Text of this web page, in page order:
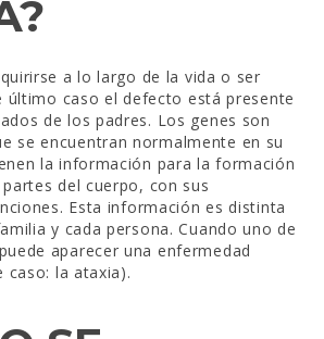
a lo largo de la vida o ser
último caso el defecto está presente
de los padres. Los genes son
se encuentran normalmente en su
la información para la formación
del cuerpo, con sus
Esta información es distinta
y cada persona. Cuando uno de
aparecer una enfermedad
caso: la ataxia).